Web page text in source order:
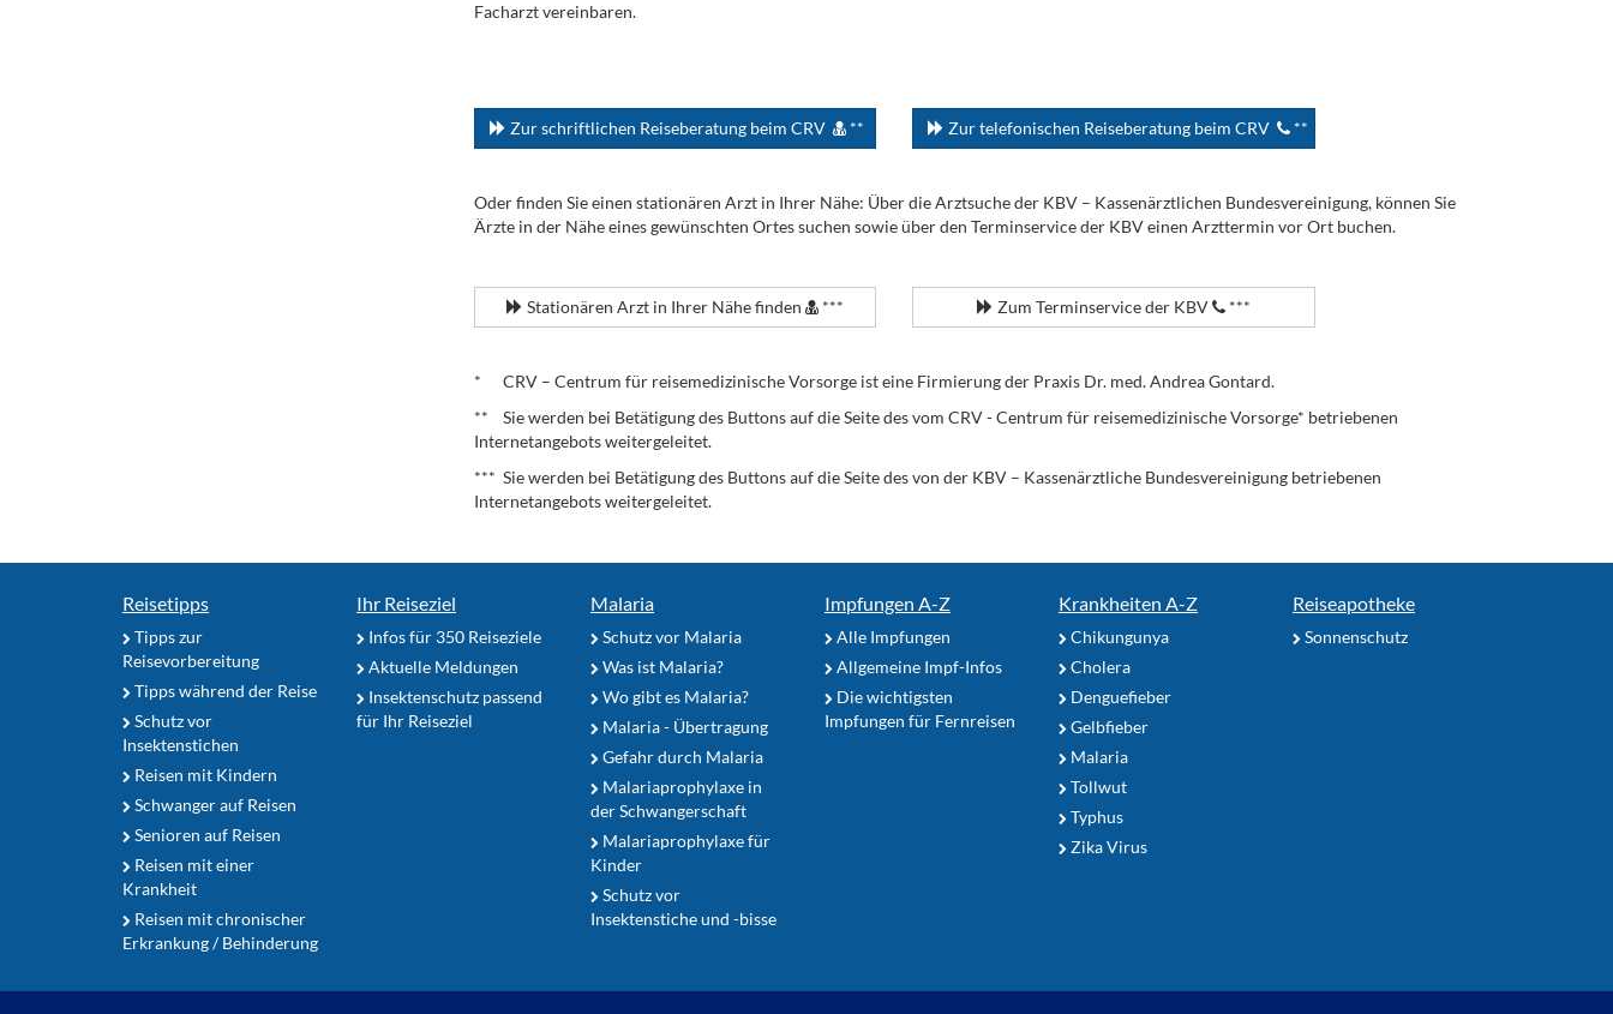
Facharzt vereinbaren.
Zur schriftlichen Reiseberatung beim CRV ** Zur telefonischen Reiseberatung beim CRV **
Oder finden Sie einen stationären Arzt in Ihrer Nähe: Über die Arztsuche der KBV – Kassenärztlichen Bundesvereinigung, können Sie
Ärzte in der Nähe eines gewünschten Ortes suchen sowie über den Terminservice der KBV einen Arzttermin vor Ort buchen.
Stationären Arzt in Ihrer Nähe finden *** Zum Terminservice der KBV ***
* CRV – Centrum für reisemedizinische Vorsorge ist eine Firmierung der Praxis Dr. med. Andrea Gontard.
** Sie werden bei Betätigung des Buttons auf die Seite des vom CRV - Centrum für reisemedizinische Vorsorge* betriebenen
Internetangebots weitergeleitet.
*** Sie werden bei Betätigung des Buttons auf die Seite des von der KBV – Kassenärztliche Bundesvereinigung betriebenen
Internetangebots weitergeleitet.
Reisetipps
Tipps zur
Reisevorbereitung
Tipps während der Reise
Schutz vor
Insektenstichen
Reisen mit Kindern
Schwanger auf Reisen
Senioren auf Reisen
Reisen mit einer
Krankheit
Reisen mit chronischer
Erkrankung / Behinderung
Ihr Reiseziel
Infos für 350 Reiseziele
Aktuelle Meldungen
Insektenschutz passend
für Ihr Reiseziel
Malaria
Schutz vor Malaria
Was ist Malaria?
Wo gibt es Malaria?
Malaria - Übertragung
Gefahr durch Malaria
Malariaprophylaxe in
der Schwangerschaft
Malariaprophylaxe für
Kinder
Schutz vor
Insektenstiche und -bisse
Impfungen A-Z
Alle Impfungen
Allgemeine Impf-Infos
Die wichtigsten
Impfungen für Fernreisen
Krankheiten A-Z
Chikungunya
Cholera
Denguefieber
Gelbfieber
Malaria
Tollwut
Typhus
Zika Virus
Reiseapotheke
Sonnenschutz